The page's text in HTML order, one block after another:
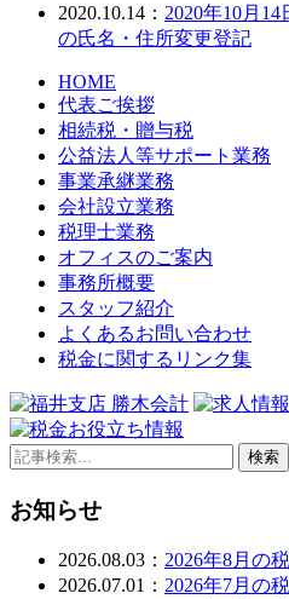
2020.10.14： 2020年10月
の氏名・住所変更登記
HOME
代表ご挨拶
相続税・贈与税
公益法人等サポート業務
事業承継業務
会社設立業務
税理士業務
オフィスのご案内
事務所概要
スタッフ紹介
よくあるお問い合わせ
税金に関するリンク集
検索
お知らせ
2026.08.03： 2026年8月の
2026.07.01： 2026年7月の